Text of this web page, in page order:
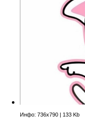
Инфо: 736х790 | 133 Kb